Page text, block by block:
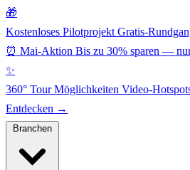
🎁
Kostenloses Pilotprojekt Gratis-
⏰ Mai-Aktion Bis zu 30% sparen —
✨
360° Tour Möglichkeiten Video-
Entdecken →